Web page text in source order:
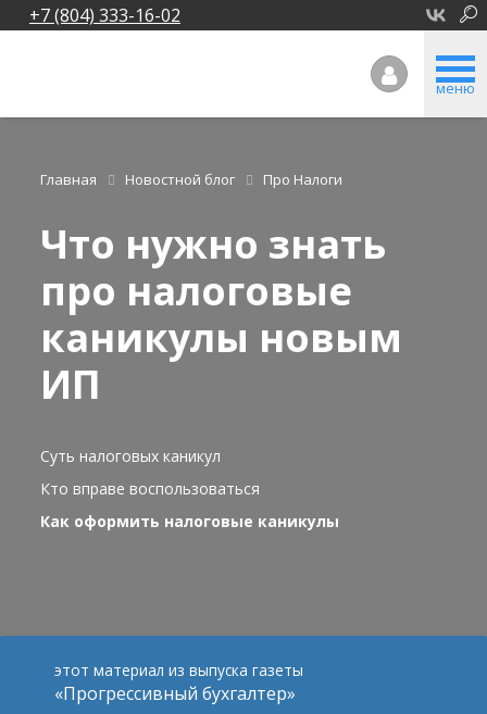
+7 (804) 333-16-02
меню
Главная Новостной блог Про Налоги
Что нужно знать
про налоговые
каникулы новым
ИП
Суть налоговых каникул
Кто вправе воспользоваться
Как оформить налоговые каникулы
этот материал из выпуска газеты
«Прогрессивный бухгалтер»